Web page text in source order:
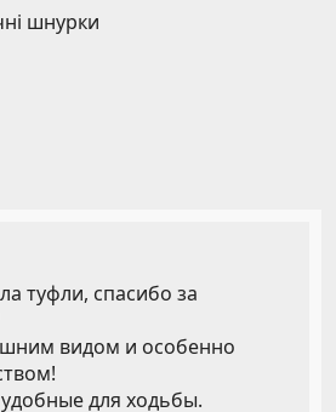
шнурки
туфли, спасибо за
видом и особенно
для ходьбы.